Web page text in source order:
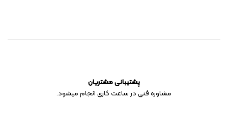
پشتیبانی مشتریان
مشاوره فنی در ساعت کاری انجام میشود.